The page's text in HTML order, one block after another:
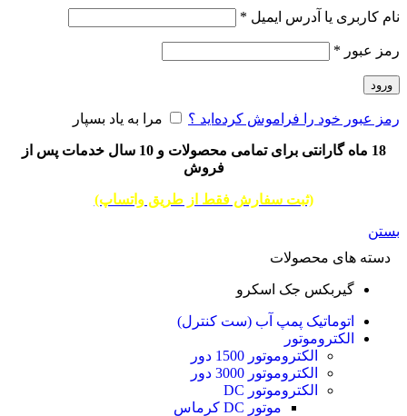
نام کاربری یا آدرس ایمیل *
رمز عبور *
ورود
رمز عبور خود را فراموش کرده‌اید ؟ مرا به یاد بسپار
18 ماه گارانتی برای تمامی محصولات و 10 سال خدمات پس از
فروش
(ثبت سفارش فقط از طریق واتساپ)
بستن
دسته های محصولات
گیربکس جک اسکرو
اتوماتیک پمپ آب (ست کنترل)
الکتروموتور
الکتروموتور 1500 دور
الکتروموتور 3000 دور
الکتروموتور DC
موتور DC کرماس